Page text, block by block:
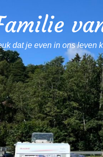
dat je even in ons leven